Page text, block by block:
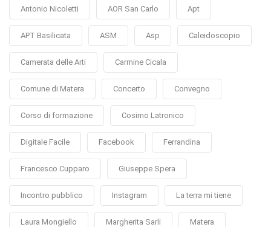
Antonio Nicoletti AOR San Carlo Apt
APT Basilicata ASM Asp Caleidoscopio
Camerata delle Arti Carmine Cicala
Comune di Matera Concerto Convegno
Corso di formazione Cosimo Latronico
Digitale Facile Facebook Ferrandina
Francesco Cupparo Giuseppe Spera
Incontro pubblico Instagram La terra mi tiene
Laura Mongiello Margherita Sarli Matera